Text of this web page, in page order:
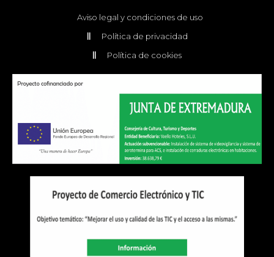
Aviso legal y condiciones de uso
Política de privacidad
Política de cookies